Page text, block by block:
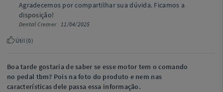
Agradecemos por compartilhar sua dúvida. Ficamos a
disposição!
Dental Cremer11/04/2025
Útil (0)
Boa tarde gostaria de saber se esse motor tem o comando
no pedal tbm? Pois na foto do produto e nem nas
características dele passa essa informação.